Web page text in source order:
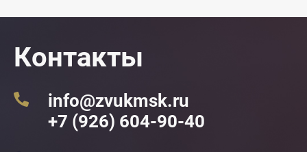
Контакты
info@zvukmsk.ru
+7 (926) 604-90-40